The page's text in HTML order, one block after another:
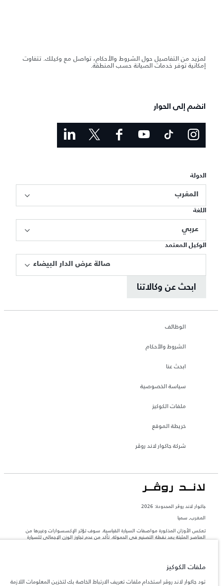
لمزيد من التفاصيل حول الشروط والأحكام، تواصل مع وكيلك. تتفاوت
إمكانية توفر خدمات الصيانة حسب المنطقة.
انضم إلى الحوار
الدولة
المغرب
اللغة
عربي
الوكيل المعتمد
صالة عرض الدار البيضاء
ابحث عن وكالاتنا
الوظائف
الشروط والأحكام
ابحث عنا
سياسة الخصوصية
ملفات الكوكيز
خريطة الموقع
شركة جاكوار لاند روڤر
جاكوار لاند روڨر المحدودة: 2026
المغرب, سميا
تعكس الأوزان المذكورة مواصفات السيارة القياسية. سوف تؤثر الإكسسوارات وغيرها من
العناصر المثبتة بعد نقطة التصنيع في الحمولة. تأكد من عدم تجاوز الوزن الإجمالي للسيارة
المعلومات والمواصفات والأسعار والألوان المذكورة على هذا الموقع قد تختلف من بلد إلى
آخر، كما أنّها قد تتغير بدون إشعار مسبق. الرجاء التواصل مع وكيلنا المحلي للتأكد من توفّرها
ملفات الكوكيز
تود جاكوار لاند روڤر استخدام ملفات تعريف الارتباط الخاصة بك لتخزين المعلومات اللازمة